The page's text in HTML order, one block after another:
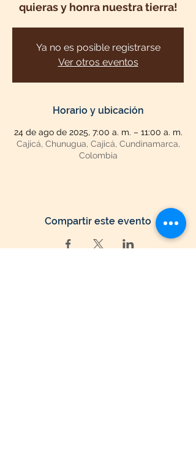
quieras y honra nuestra tierra!
Ya no es posible registrarse
Ver otros eventos
Horario y ubicación
24 de ago de 2025, 7:00 a. m. – 11:00 a. m.
Cajicá, Chunugua, Cajicá, Cundinamarca,
Colombia
Compartir este evento